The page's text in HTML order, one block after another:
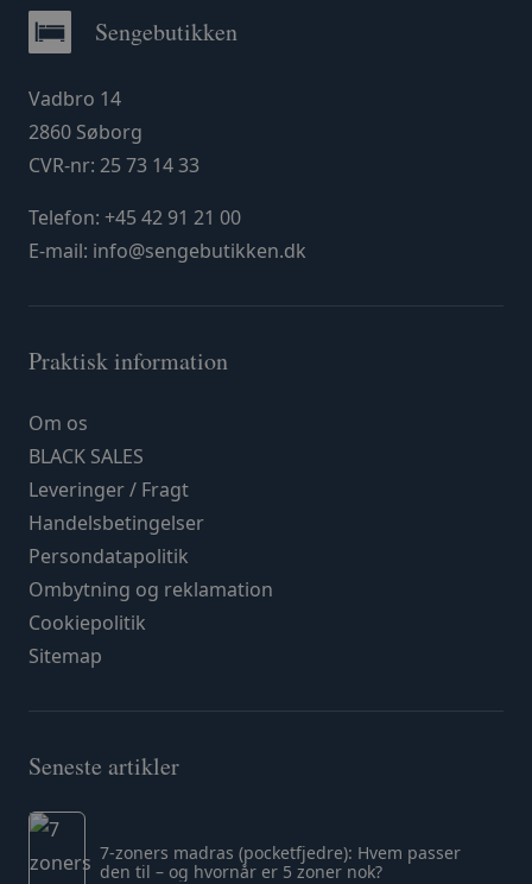
Sengebutikken
Vadbro 14
2860 Søborg
CVR-nr: 25 73 14 33
Telefon: +45 42 91 21 00
E-mail: info@sengebutikken.dk
Praktisk information
Om os
BLACK SALES
Leveringer / Fragt
Handelsbetingelser
Persondatapolitik
Ombytning og reklamation
Cookiepolitik
Sitemap
Seneste artikler
7-zoners madras (pocketfjedre): Hvem passer
den til – og hvornår er 5 zoner nok?